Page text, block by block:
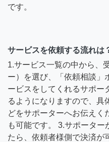
です。
サービスを依頼する流れは
1.サービス一覧の中から、
ー）を選び、「依頼相談」
ービスをしてくれるサポー
るようになりますので、具
どをサポーターへお伝えく
も可能です。 3.サポータ
たら、依頼者様側で決済が